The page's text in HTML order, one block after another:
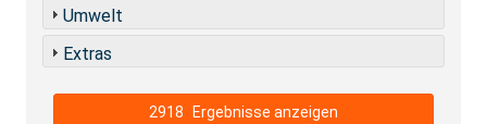
Umwelt
Extras
2918 Ergebnisse anzeigen